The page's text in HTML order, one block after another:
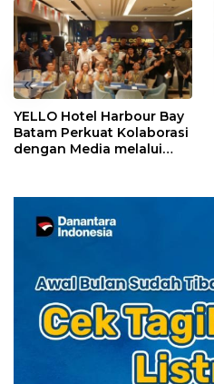
«
YELLO Hotel Harbour Bay
Batam Perkuat Kolaborasi
dengan Media melalui